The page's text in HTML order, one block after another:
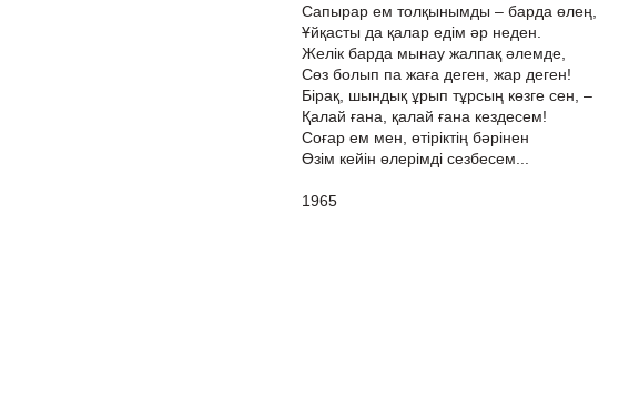
Сапырар ем толқынымды – барда өлең,
Ұйқасты да қалар едім әр неден.
Желік барда мынау жалпақ әлемде,
Сөз болып па жаға деген, жар деген!
Бірақ, шындық ұрып тұрсың көзге сен, –
Қалай ғана, қалай ғана кездесем!
Соғар ем мен, өтіріктің бәрінен
Өзім кейін өлерімді сезбесем...
1965